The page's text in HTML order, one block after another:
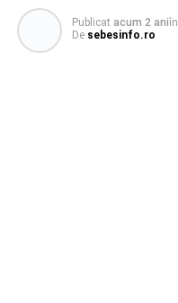
Publicat acum 2 aniîn
De sebesinfo.ro